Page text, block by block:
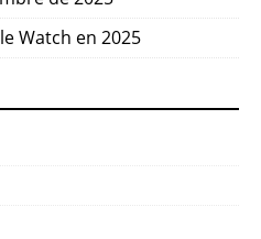
Watch en 2025